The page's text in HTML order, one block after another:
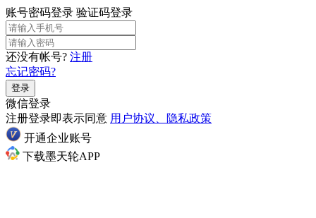
账号密码登录 验证码登录
还没有帐号? 注册
忘记密码?
登录
微信登录
注册登录即表示同意 用户协议、隐私政策
开通企业账号
下载墨天轮APP